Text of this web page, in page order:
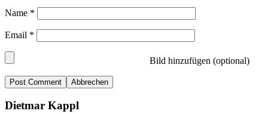
Name *
Email *
Bild hinzufügen (optional)
Abbrechen
Dietmar Kappl